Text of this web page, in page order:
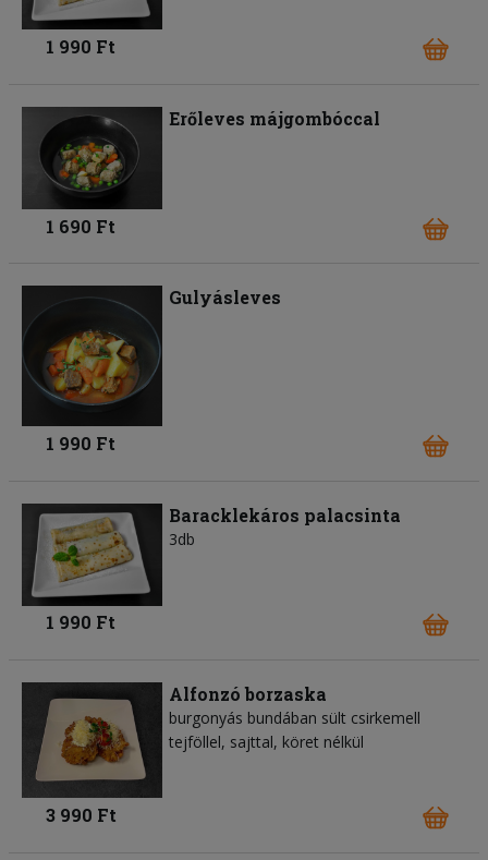
1 990 Ft
Erőleves májgombóccal
1 690 Ft
Gulyásleves
1 990 Ft
Baracklekáros palacsinta
3db
1 990 Ft
Alfonzó borzaska
burgonyás bundában sült csirkemell
tejföllel, sajttal, köret nélkül
3 990 Ft